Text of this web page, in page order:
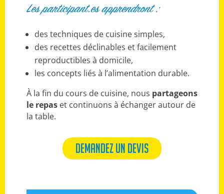
Les participant.es apprendront :
des techniques de cuisine simples,
des recettes déclinables et facilement
reproductibles à domicile,
les concepts liés à l’alimentation durable.
À la fin du cours de cuisine, nous partageons
le repaset continuons à échanger autour de
la table.
DEMANDEZ UN DEVIS